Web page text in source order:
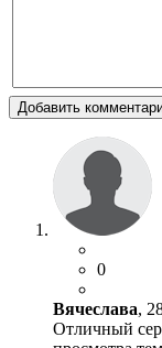
Добавить
0
Вячеслава,
Отличный